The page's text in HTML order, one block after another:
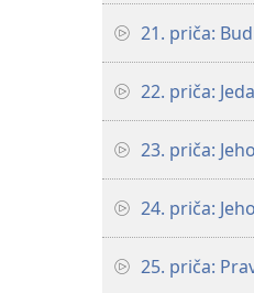
21. priča:
22. priča:
23. priča:
24. priča:
25. priča: